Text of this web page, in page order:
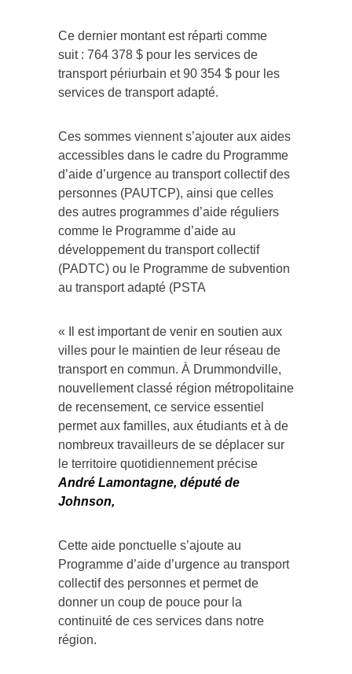
Ce dernier montant est réparti comme
suit : 764 378 $ pour les services de
transport périurbain et 90 354 $ pour les
services de transport adapté.
Ces sommes viennent s’ajouter aux aides
accessibles dans le cadre du Programme
d’aide d’urgence au transport collectif des
personnes (PAUTCP), ainsi que celles
des autres programmes d’aide réguliers
comme le Programme d’aide au
développement du transport collectif
(PADTC) ou le Programme de subvention
au transport adapté (PSTA
« Il est important de venir en soutien aux
villes pour le maintien de leur réseau de
transport en commun. À Drummondville,
nouvellement classé région métropolitaine
de recensement, ce service essentiel
permet aux familles, aux étudiants et à de
nombreux travailleurs de se déplacer sur
le territoire quotidiennement précise
André Lamontagne, député de
Johnson,
Cette aide ponctuelle s’ajoute au
Programme d’aide d’urgence au transport
collectif des personnes et permet de
donner un coup de pouce pour la
continuité de ces services dans notre
région.